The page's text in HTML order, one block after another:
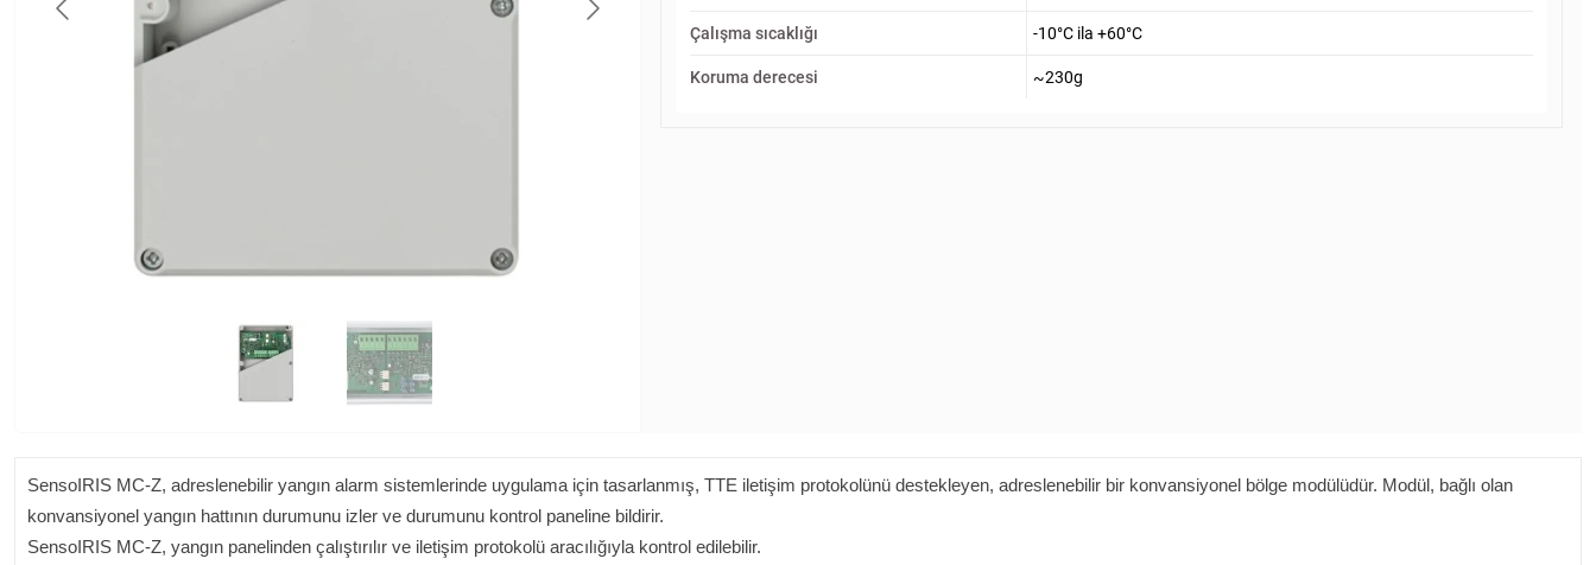
Çalışma sıcaklığı -10°C ila +60°C
Koruma derecesi ~230g
SensoIRIS MC-Z, adreslenebilir yangın alarm sistemlerinde uygulama için tasarlanmış, TTE iletişim protokolünü destekleyen, adreslenebilir bir konvansiyonel bölge modülüdür. Modül, bağlı olan
konvansiyonel yangın hattının durumunu izler ve durumunu kontrol paneline bildirir.
SensoIRIS MC-Z, yangın panelinden çalıştırılır ve iletişim protokolü aracılığıyla kontrol edilebilir.